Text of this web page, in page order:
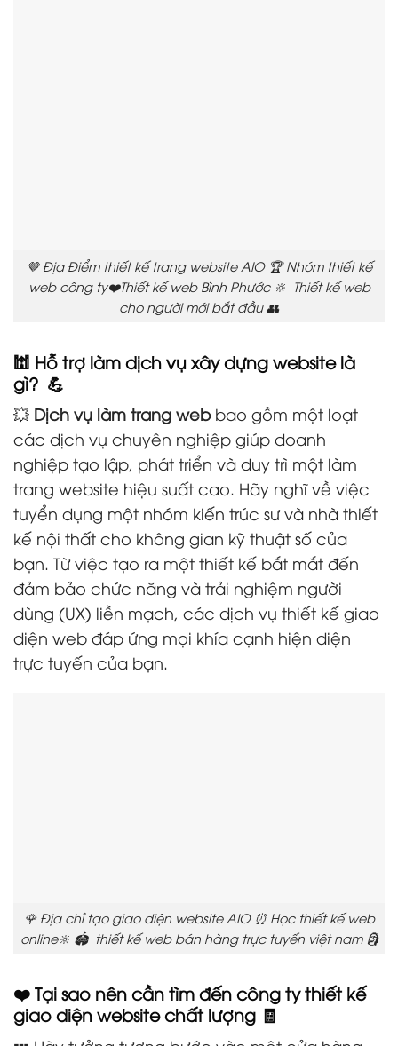
🤎 Địa Điểm thiết kế trang website AIO 🏆 Nhóm thiết kế
web công ty❤️Thiết kế web Bình Phước 🔆 Thiết kế web
cho người mới bắt đầu 👥
🕍 Hỗ trợ làm dịch vụ xây dựng website là
gì? 💪
💥 Dịch vụ làm trang webbao gồm một loạt
các dịch vụ chuyên nghiệp giúp doanh
nghiệp tạo lập, phát triển và duy trì một làm
trang website hiệu suất cao. Hãy nghĩ về việc
tuyển dụng một nhóm kiến trúc sư và nhà thiết
kế nội thất cho không gian kỹ thuật số của
bạn. Từ việc tạo ra một thiết kế bắt mắt đến
đảm bảo chức năng và trải nghiệm người
dùng (UX) liền mạch, các dịch vụ thiết kế giao
diện web đáp ứng mọi khía cạnh hiện diện
trực tuyến của bạn.
🌹 Địa chỉ tạo giao diện website AIO ⏰ Học thiết kế web
online🔆 🏟️ thiết kế web bán hàng trực tuyến việt nam 🗿
❤️ Tại sao nên cần tìm đến công ty thiết kế
giao diện website chất lượng 🧾